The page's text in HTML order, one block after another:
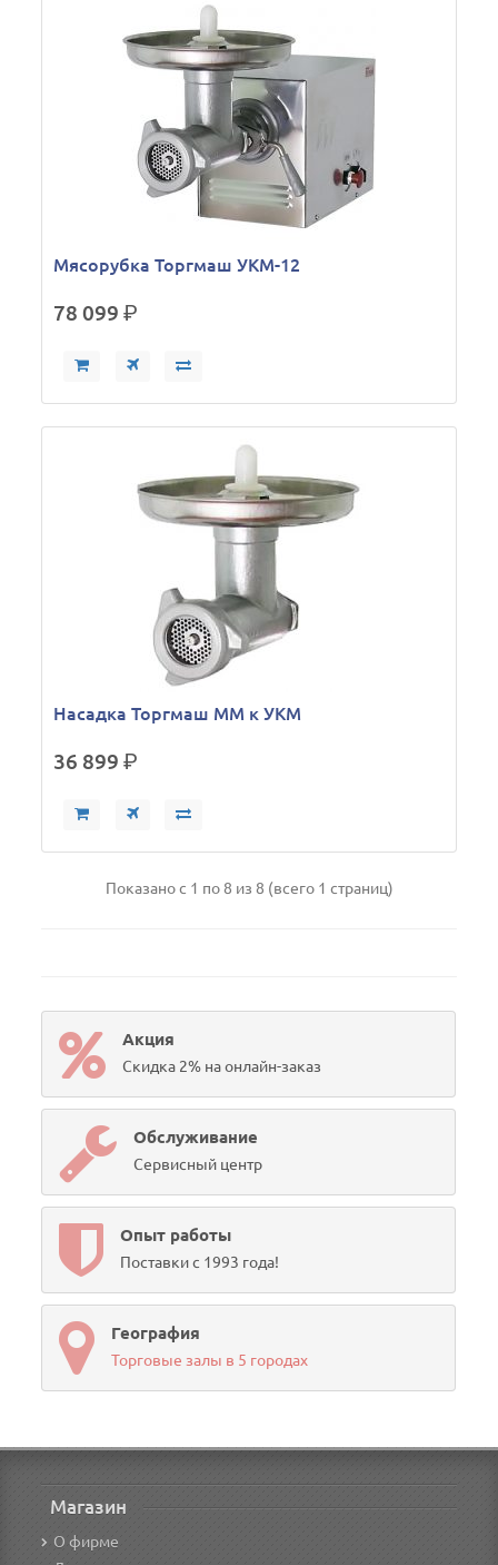
Мясорубка Торгмаш УКМ-12
78 099р.
Насадка Торгмаш ММ к УКМ
36 899р.
Показано с 1 по 8 из 8 (всего 1 страниц)
Акция
Скидка 2% на онлайн-заказ
Обслуживание
Сервисный центр
Опыт работы
Поставки с 1993 года!
География
Торговые залы в 5 городах
Магазин
О фирме